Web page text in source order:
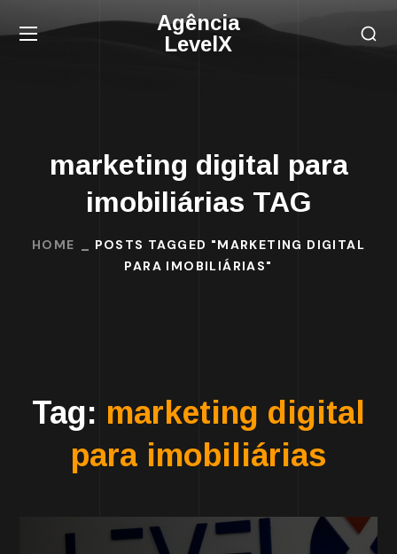
Agência
LevelX
marketing digital para
imobiliárias TAG
HOME
POSTS TAGGED "MARKETING DIGITAL
PARA IMOBILIÁRIAS"
Tag: marketing digital
para imobiliárias